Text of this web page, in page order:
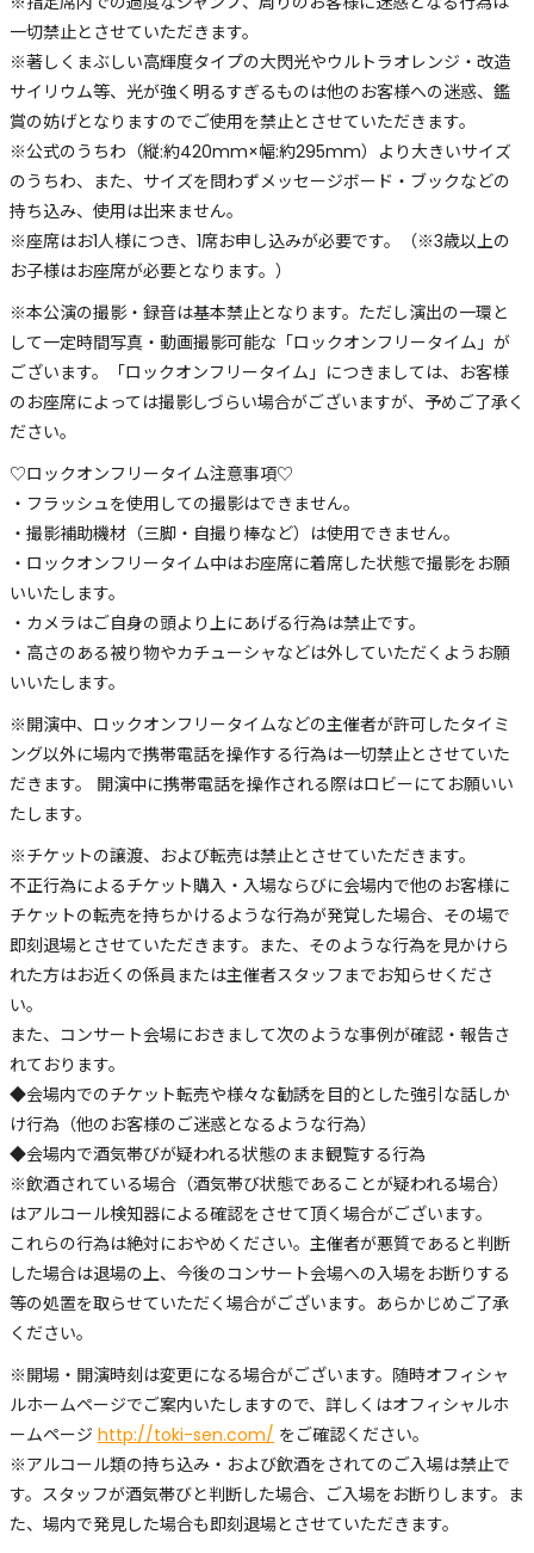
一切禁止とさせていただきます。
※著しくまぶしい高輝度タイプの大閃光やウルトラオレンジ・改造
サイリウム等、光が強く明るすぎるものは他のお客様への迷惑、鑑
賞の妨げとなりますのでご使用を禁止とさせていただきます。
※公式のうちわ（縦:約420mm×幅:約295mm）より大きいサイズ
のうちわ、また、サイズを問わずメッセージボード・ブックなどの
持ち込み、使用は出来ません。
※座席はお1人様につき、1席お申し込みが必要です。（※3歳以上の
お子様はお座席が必要となります。）
※本公演の撮影・録音は基本禁止となります。ただし演出の一環と
して一定時間写真・動画撮影可能な「ロックオンフリータイム」が
ございます。「ロックオンフリータイム」につきましては、お客様
のお座席によっては撮影しづらい場合がございますが、予めご了承く
ださい。
♡ロックオンフリータイム注意事項♡
・フラッシュを使用しての撮影はできません。
・撮影補助機材（三脚・自撮り棒など）は使用できません。
・ロックオンフリータイム中はお座席に着席した状態で撮影をお願
いいたします。
・カメラはご自身の頭より上にあげる行為は禁止です。
・高さのある被り物やカチューシャなどは外していただくようお願
いいたします。
※開演中、ロックオンフリータイムなどの主催者が許可したタイミ
ング以外に場内で携帯電話を操作する行為は一切禁止とさせていた
だきます。 開演中に携帯電話を操作される際はロビーにてお願いい
たします。
※チケットの譲渡、および転売は禁止とさせていただきます。
不正行為によるチケット購入・入場ならびに会場内で他のお客様に
チケットの転売を持ちかけるような行為が発覚した場合、その場で
即刻退場とさせていただきます。また、そのような行為を見かけら
れた方はお近くの係員または主催者スタッフまでお知らせくださ
い。
また、コンサート会場におきまして次のような事例が確認・報告さ
れております。
◆会場内でのチケット転売や様々な勧誘を目的とした強引な話しか
け行為（他のお客様のご迷惑となるような行為）
◆会場内で酒気帯びが疑われる状態のまま観覧する行為
※飲酒されている場合（酒気帯び状態であることが疑われる場合）
はアルコール検知器による確認をさせて頂く場合がございます。
これらの行為は絶対におやめください。主催者が悪質であると判断
した場合は退場の上、今後のコンサート会場への入場をお断りする
等の処置を取らせていただく場合がございます。あらかじめご了承
ください。
※開場・開演時刻は変更になる場合がございます。随時オフィシャ
ルホームページでご案内いたしますので、詳しくはオフィシャルホ
ームページ http://toki-sen.com/ をご確認ください。
※アルコール類の持ち込み・および飲酒をされてのご入場は禁止で
す。スタッフが酒気帯びと判断した場合、ご入場をお断りします。ま
た、場内で発見した場合も即刻退場とさせていただきます。